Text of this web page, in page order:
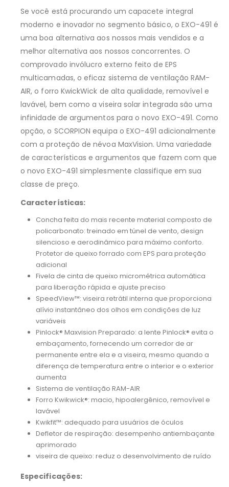
Se você está procurando um capacete integral
moderno e inovador no segmento básico, o EXO-491 é
uma boa alternativa aos nossos mais vendidos e a
melhor alternativa aos nossos concorrentes. O
comprovado invólucro externo feito de EPS
multicamadas, o eficaz sistema de ventilação RAM-
AIR, o forro KwickWick de alta qualidade, removível e
lavável, bem como a viseira solar integrada são uma
infinidade de argumentos para o novo EXO-491. Como
opção, o SCORPION equipa o EXO-491 adicionalmente
com a proteção de névoa MaxVision. Uma variedade
de características e argumentos que fazem com que
o novo EXO-491 simplesmente classifique em sua
classe de preço.
Características:
Concha feita do mais recente material composto de
policarbonato: treinado em túnel de vento, design
silencioso e aerodinâmico para máximo conforto.
Protetor de queixo forrado com EPS para proteção
adicional
Fivela de cinta de queixo micrométrica automática
para liberação rápida e ajuste preciso
SpeedView™: viseira retrátil interna que proporciona
alívio instantâneo dos olhos em condições de luz
variáveis
Pinlock® Maxvision Preparado: a lente Pinlock® evita o
embaçamento, fornecendo um corredor de ar
permanente entre ela e a viseira, mesmo quando a
diferença de temperatura entre o interior e o exterior
aumenta
Sistema de ventilação RAM-AIR
Forro Kwikwick®: macio, hipoalergênico, removível e
lavável
Kwikfit™: adequado para usuários de óculos
Defletor de respiração: desempenho antiembaçante
aprimorado
viseira de queixo: reduz o desenvolvimento de ruído
Especificações: